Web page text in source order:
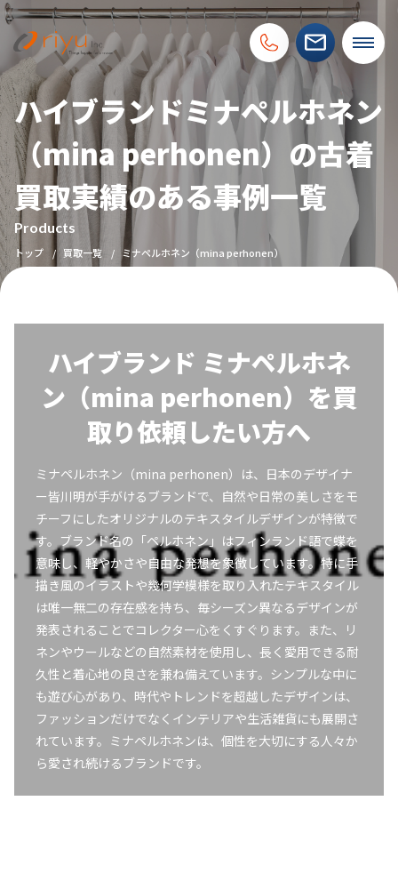
ハイブランドミナペルホネン
（mina perhonen）の古着
買取実績のある事例一覧
Products
トップ 買取一覧 ミナペルホネン（mina perhonen）
ハイブランド ミナペルホネ
ン（mina perhonen）を買
取り依頼したい方へ
ミナペルホネン（mina perhonen）は、日本のデザイナ
ー皆川明が手がけるブランドで、自然や日常の美しさをモ
チーフにしたオリジナルのテキスタイルデザインが特徴で
す。ブランド名の「ペルホネン」はフィンランド語で蝶を
意味し、軽やかさや自由な発想を象徴しています。特に手
描き風のイラストや幾何学模様を取り入れたテキスタイル
は唯一無二の存在感を持ち、毎シーズン異なるデザインが
発表されることでコレクター心をくすぐります。また、リ
ネンやウールなどの自然素材を使用し、長く愛用できる耐
久性と着心地の良さを兼ね備えています。シンプルな中に
も遊び心があり、時代やトレンドを超越したデザインは、
ファッションだけでなくインテリアや生活雑貨にも展開さ
れています。ミナペルホネンは、個性を大切にする人々か
ら愛され続けるブランドです。